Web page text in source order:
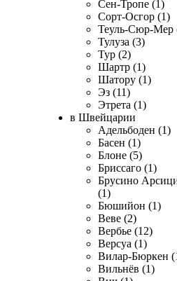
Сен-Тропе (1)
Сорт-Осгор (1)
Теуль-Сюр-Мер
Тулуза (3)
Тур (2)
Шартр (1)
Шатору (1)
Эз (11)
Этрета (1)
в Швейцарии
Адельбоден (1)
Басен (1)
Блоне (5)
Бриссаго (1)
Брусино
(1)
Бюшийон (1)
Веве (2)
Вербье (12)
Версуа (1)
Вилар-Бюркен
Вильнёв (1)